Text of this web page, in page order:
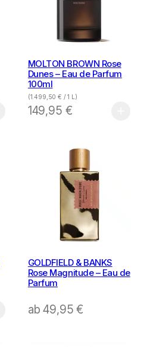
MOLTON BROWN Rose
Dunes – Eau de Parfum
100ml
(1.499,50€ / 1 L)
149,95 €
GOLDFIELD & BANKS
Rose Magnitude – Eau de
Parfum
ab49,95€